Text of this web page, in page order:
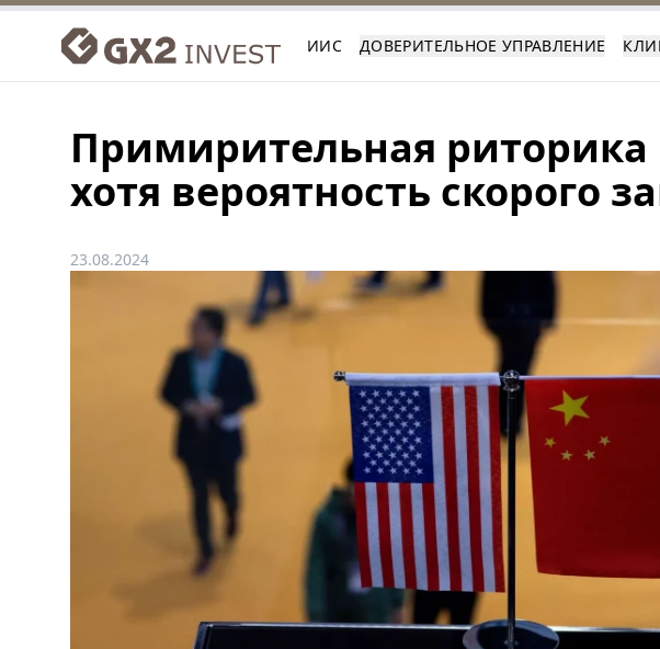
ИИС ДОВЕРИТЕЛЬНОЕ УПРАВЛЕНИЕ
Примирительная
хотя вероятность скорого
23.08.2024